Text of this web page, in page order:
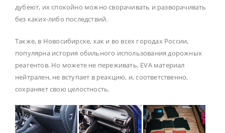
дубеют, их спокойно можно сворачивать и разворачивать
без каких-либо последствий.
Также, в Новосибирске, как и во всех городах России,
популярна история обильного использования дорожных
реагентов. Но можете не переживать, EVA материал
нейтрален, не вступает в реакцию, и, соответственно,
сохраняет свою целостность.